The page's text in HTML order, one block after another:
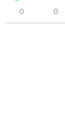
0 0